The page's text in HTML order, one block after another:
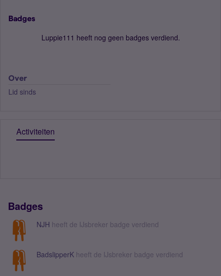
Badges
Luppie111 heeft nog geen badges verdiend.
Over
Lid sinds
Activiteiten
Badges
NJH heeft de IJsbreker badge verdiend
BadslipperK heeft de IJsbreker badge verdiend